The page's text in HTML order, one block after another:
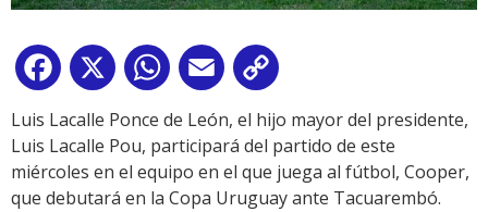
Facebook
X WhatsApp
Email
Link
Luis Lacalle Ponce de León, el hijo mayor del presidente,
Luis Lacalle Pou, participará del partido de este
miércoles en el equipo en el que juega al fútbol, Cooper,
que debutará en la Copa Uruguay ante Tacuarembó.